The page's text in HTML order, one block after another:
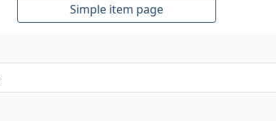
Simple item page